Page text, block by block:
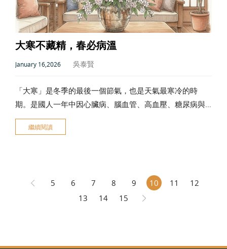
大寒不藏精，春必病溫
January 16,2026 吳泰賢
「大寒」是冬季的最後一個節氣，也是天氣最寒冷的時
期。是國人一年中因心臟病、腦血管、高血壓、糖尿病與
腎臟病發作而死亡的人數比例最高的時期。出門要保暖與
戴口罩，中老年人在家依然建議要穿上襪子保暖。飲食上
繼續閱讀
5 6 7 8 9 10 11
12
13
14 15